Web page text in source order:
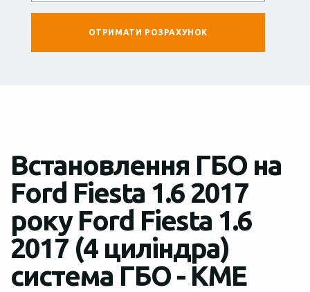
Встановлення ГБО на
Ford Fiesta 1.6 2017
року Ford Fiesta 1.6
2017 (4 циліндра)
система ГБО - KME